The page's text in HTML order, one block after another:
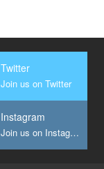
Twitter
Join us on Twitter
Instagram
Join us on Instagram